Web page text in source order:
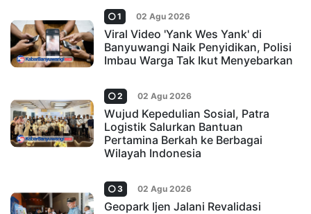
1 02 Agu 2026
Viral Video 'Yank Wes Yank' di
Banyuwangi Naik Penyidikan, Polisi
Imbau Warga Tak Ikut Menyebarkan
2 02 Agu 2026
Wujud Kepedulian Sosial, Patra
Logistik Salurkan Bantuan
Pertamina Berkah ke Berbagai
Wilayah Indonesia
3 02 Agu 2026
Geopark Ijen Jalani Revalidasi